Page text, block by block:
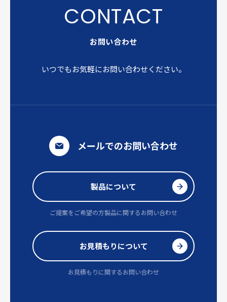
お問い合わせ
いつでもお気軽にお問い合わせください。
メールでのお問い合わせ
製品について
ご提案をご希望の方製品に関するお問い合わせ
お見積もりについて
お見積もりに関するお問い合わせ